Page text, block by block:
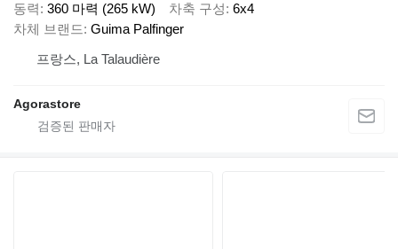
동력 360 마력 (265 kW) 차축 구성 6x4
차체 브랜드 Guima Palfinger
프랑스, La Talaudière
Agorastore